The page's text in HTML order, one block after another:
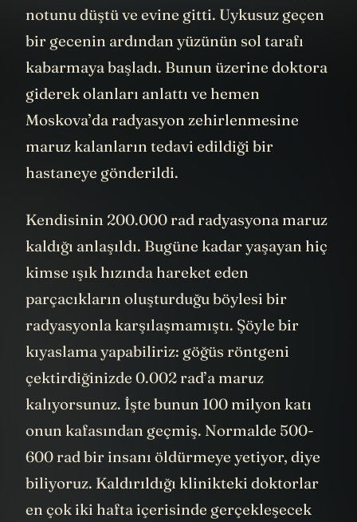
notunu düştü ve evine gitti. Uykusuz geçen
bir gecenin ardından yüzünün sol tarafı
kabarmaya başladı. Bunun üzerine doktora
giderek olanları anlattı ve hemen
Moskova’da radyasyon zehirlenmesine
maruz kalanların tedavi edildiği bir
hastaneye gönderildi.
Kendisinin 200.000 rad radyasyona maruz
kaldığı anlaşıldı. Bugüne kadar yaşayan hiç
kimse ışık hızında hareket eden
parçacıkların oluşturduğu böylesi bir
radyasyonla karşılaşmamıştı. Şöyle bir
kıyaslama yapabiliriz: göğüs röntgeni
çektirdiğinizde 0.002 rad’a maruz
kalıyorsunuz. İşte bunun 100 milyon katı
onun kafasından geçmiş. Normalde 500-
600 rad bir insanı öldürmeye yetiyor, diye
biliyoruz. Kaldırıldığı klinikteki doktorlar
en çok iki hafta içerisinde gerçekleşecek